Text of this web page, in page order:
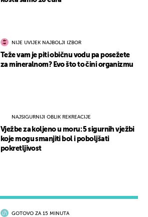
GOTOVO ZA 15 MINUTA
NIJE UVIJEK NAJBOLJI IZBOR
Teže vam je piti običnu vodu pa posežete
za mineralnom? Evo što to čini organizmu
NAJSIGURNIJI OBLIK REKREACIJE
Vježbe za koljeno u moru: 5 sigurnih vježbi
koje mogu smanjiti bol i poboljšati
pokretljivost